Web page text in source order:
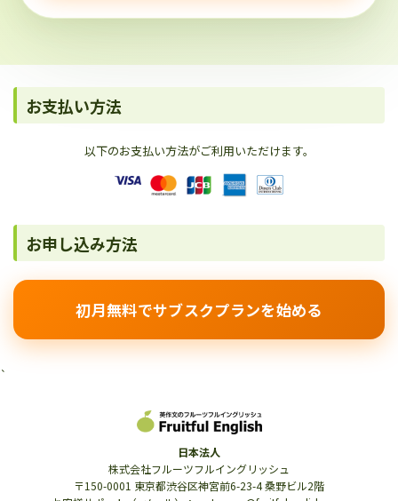
お支払い方法
以下のお支払い方法がご利用いただけます。
お申し込み方法
初月無料でサブスクプランを始める
`
日本法人
株式会社フルーツフルイングリッシュ
〒150-0001 東京都渋谷区神宮前6-23-4 桑野ビル2階